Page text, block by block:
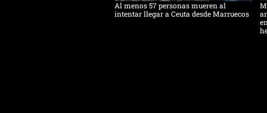
Al menos 57 personas mueren al
intentar llegar a Ceuta desde Marruecos